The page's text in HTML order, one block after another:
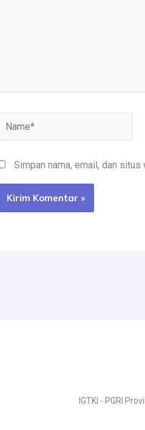
Name*
Simpan nama, email, dan
IGTKI - PGRI